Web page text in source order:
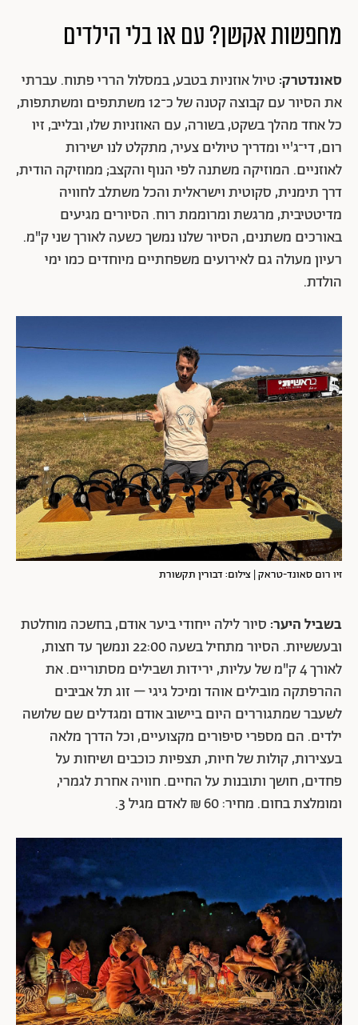
מחפשות אקשן? עם או בלי הילדים
סאונדטרק: טיול אוזניות בטבע, במסלול הררי פתוח. עברתי
את הסיור עם קבוצה קטנה של כ־12 משתתפים ומשתתפות,
כל אחד מהלך בשקט, בשורה, עם האוזניות שלו, ובלייב, זיו
רום, די־ג'יי ומדריך טיולים צעיר, מתקלט לנו ישירות
לאוזניים. המוזיקה משתנה לפי הנוף והקצב; ממוזיקה הודית,
דרך תימנית, סקוטית וישראלית והכל משתלב לחוויה
מדיטטיבית, מרגשת ומרוממת רוח. הסיורים מגיעים
באורכים משתנים, הסיור שלנו נמשך כשעה לאורך שני ק"מ.
רעיון מעולה גם לאירועים משפחתיים מיוחדים כמו ימי
הולדת.
זיו רום סאונד-טראק | צילום: דבורין תקשורת
בשביל היער: סיור לילה ייחודי ביער אודם, בחשכה מוחלטת
ובעששיות. הסיור מתחיל בשעה 22:00 ונמשך עד חצות,
לאורך 4 ק"מ של עליות, ירידות ושבילים מסתוריים. את
ההרפתקה מובילים אוהד ומיכל גיגי – זוג תל אביבים
לשעבר שמתגוררים היום ביישוב אודם ומגדלים שם שלושה
ילדים. הם מספרי סיפורים מקצועיים, וכל הדרך מלאה
בעצירות, קולות של חיות, תצפיות כוכבים ושיחות על
פחדים, חושך ותובנות על החיים. חוויה אחרת לגמרי,
ומומלצת בחום. מחיר: 60 ₪ לאדם מגיל 3.